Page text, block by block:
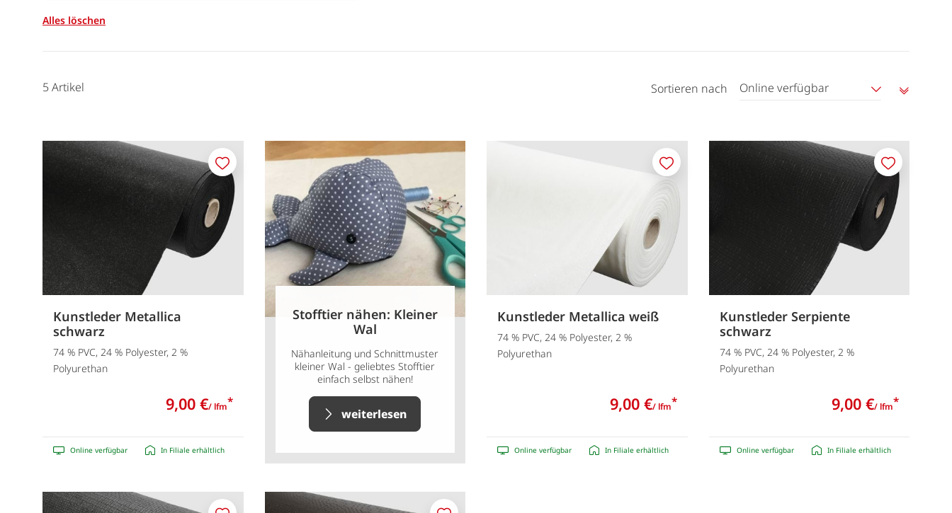
Alles löschen
5Artikel Sortieren nach Online verfügbar
Kunstleder Metallica
schwarz
74 % PVC, 24 % Polyester, 2 %
Polyurethan
9,00 €/ lfm*
Online verfügbar In Filiale erhältlich
Merken
Stofftier nähen: Kleiner
Wal
Nähanleitung und Schnittmuster
kleiner Wal - geliebtes Stofftier
einfach selbst nähen!
weiterlesen
Kunstleder Metallica weiß
74 % PVC, 24 % Polyester, 2 %
Polyurethan
9,00 €/ lfm*
Online verfügbar In Filiale erhältlich
Merken
Kunstleder Serpiente
schwarz
74 % PVC, 24 % Polyester, 2 %
Polyurethan
9,00 €/ lfm*
Online verfügbar In Filiale erhältlich
Merken